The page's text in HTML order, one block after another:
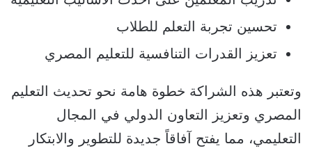
تحسين تجربة التعلم للطلاب
تعزيز القدرات التنافسية للتعليم المصري
وتعتبر هذه الشراكة خطوة هامة نحو تحديث التعليم
المصري وتعزيز التعاون الدولي في المجال
التعليمي، مما يفتح آفاقاً جديدة للتطوير والابتكار